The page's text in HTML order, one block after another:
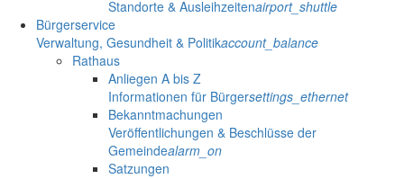
Standorte & Ausleihzeitenairport_shuttle
Bürgerservice
Verwaltung, Gesundheit & Politikaccount_balance
Rathaus
Anliegen A bis Z
Informationen für Bürgersettings_ethernet
Bekanntmachungen
Veröffentlichungen & Beschlüsse der
Gemeindealarm_on
Satzungen